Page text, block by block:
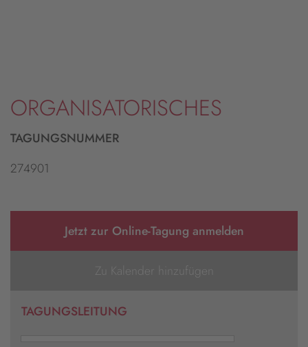
ORGANISATORISCHES
TAGUNGSNUMMER
274901
Jetzt zur Online-Tagung anmelden
Zu Kalender hinzufügen
TAGUNGSLEITUNG